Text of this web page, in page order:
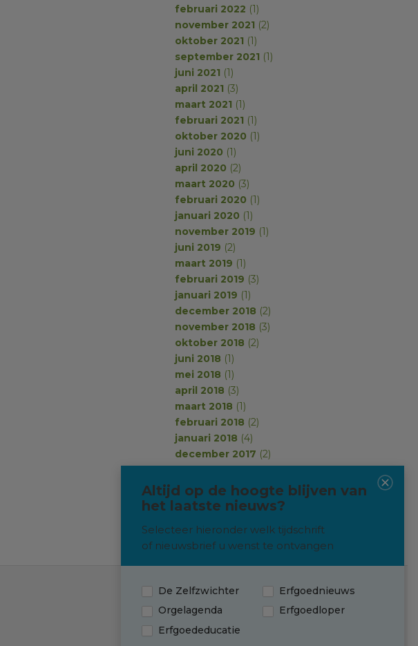
februari 2022 (1)
november 2021 (2)
oktober 2021 (1)
september 2021 (1)
juni 2021 (1)
april 2021 (3)
maart 2021 (1)
februari 2021 (1)
oktober 2020 (1)
juni 2020 (1)
april 2020 (2)
maart 2020 (3)
februari 2020 (1)
januari 2020 (1)
november 2019 (1)
juni 2019 (2)
maart 2019 (1)
februari 2019 (3)
januari 2019 (1)
december 2018 (2)
november 2018 (3)
oktober 2018 (2)
juni 2018 (1)
mei 2018 (1)
april 2018 (3)
maart 2018 (1)
februari 2018 (2)
januari 2018 (4)
december 2017 (2)
november 2017(2)
oktober 2017(1)
september 2017(2)
Contact
Altijd op de hoogte blijven van
het laatste nieuws?
Selecteer hieronder welk tijdschrift
of nieuwsbrief u wenst te ontvangen
De Zelfzwichter
Erfgoednieuws
Orgelagenda
Erfgoedloper
Erfgoededucatie